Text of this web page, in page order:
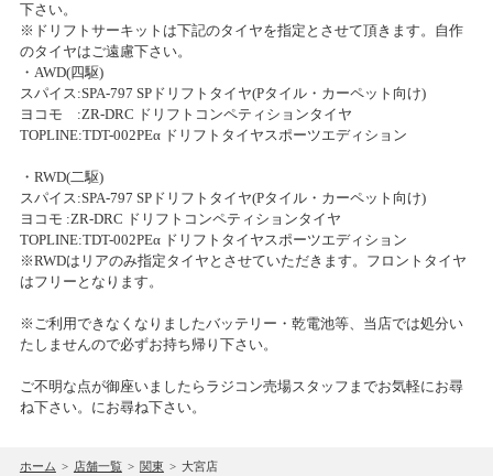
2019/12/03
上里店カーペットドリフトサーキットをノンジャンルサーキットへ移
行します。
アオシマ グラチャンシリーズ タムタム限定再生産商品のご案内
2019/11/20
上里店サーキットお休みのお知らせ
2019/10/11
台風19号の影響による臨時休業および営業時間変更のお知らせ
2019/06/20
カテゴリ：ラジコン
ミニ四駆ステーションチャレンジ
2025/10/12(日)
カテゴリ：ラジコン
ﾀﾑﾀﾑﾁｬﾚﾝｼﾞｶｯﾌﾟ
2025/10/05(日)
カテゴリ：ラジコン
ミニ四駆ステーションチャレンジ ストッククラス
2025/09/14(日)
カテゴリ：ラジコン
ﾀﾐﾔﾁｬﾚﾝｼﾞｶｯﾌﾟ
カテゴリ：ラジコン
下さい。
※ドリフトサーキットは下記のタイヤを指定とさせて頂きます。自作
のタイヤはご遠慮下さい。
・AWD(四駆)
スパイス:SPA-797 SPドリフトタイヤ(Pタイル・カーペット向け)
ヨコモ :ZR-DRC ドリフトコンペティションタイヤ
TOPLINE:TDT-002PEα ドリフトタイヤスポーツエディション
・RWD(二駆)
スパイス:SPA-797 SPドリフトタイヤ(Pタイル・カーペット向け)
ヨコモ :ZR-DRC ドリフトコンペティションタイヤ
TOPLINE:TDT-002PEα ドリフトタイヤスポーツエディション
※RWDはリアのみ指定タイヤとさせていただきます。フロントタイヤ
はフリーとなります。
※ご利用できなくなりましたバッテリー・乾電池等、当店では処分い
たしませんので必ずお持ち帰り下さい。
ご不明な点が御座いましたらラジコン売場スタッフまでお気軽にお尋
ね下さい。にお尋ね下さい。
ホーム > 店舗一覧 > 関東 > 大宮店